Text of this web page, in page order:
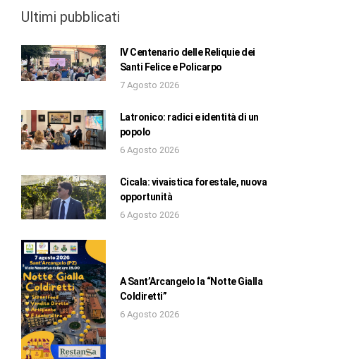
Ultimi pubblicati
IV Centenario delle Reliquie dei
Santi Felice e Policarpo
7 Agosto 2026
Latronico: radici e identità di un
popolo
6 Agosto 2026
Cicala: vivaistica forestale, nuova
opportunità
6 Agosto 2026
A Sant’Arcangelo la “Notte Gialla
Coldiretti”
6 Agosto 2026